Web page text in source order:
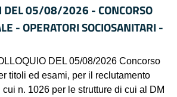
DEL 05/08/2026 - CONCORSO
- OPERATORI SOCIOSANITARI -
DEL 05/08/2026 Concorso
titoli ed esami, per il reclutamento
n. 1026 per le strutture di cui al DM